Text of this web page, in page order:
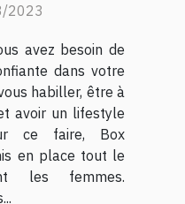
et
2023
avez besoin de
dans votre
habiller, être à
avoir un lifestyle
ce faire, Box
en place tout le
les femmes.